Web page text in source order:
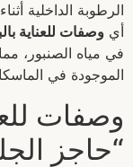
الرطوبة الداخلية
أي وصفات للعناية
في مياه الصنبور،
الموجودة في
وصفات
“حاجز